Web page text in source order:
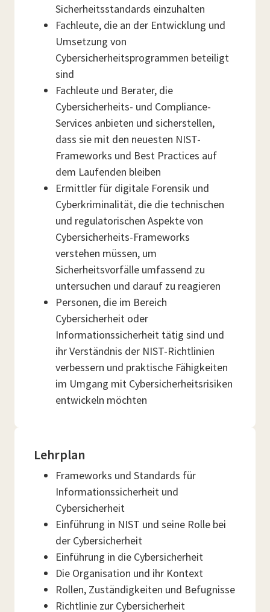
Sicherheitsstandards einzuhalten
Fachleute, die an der Entwicklung und
Umsetzung von
Cybersicherheitsprogrammen beteiligt
sind
Fachleute und Berater, die
Cybersicherheits- und Compliance-
Services anbieten und sicherstellen,
dass sie mit den neuesten NIST-
Frameworks und Best Practices auf
dem Laufenden bleiben
Ermittler für digitale Forensik und
Cyberkriminalität, die die technischen
und regulatorischen Aspekte von
Cybersicherheits-Frameworks
verstehen müssen, um
Sicherheitsvorfälle umfassend zu
untersuchen und darauf zu reagieren
Personen, die im Bereich
Cybersicherheit oder
Informationssicherheit tätig sind und
ihr Verständnis der NIST-Richtlinien
verbessern und praktische Fähigkeiten
im Umgang mit Cybersicherheitsrisiken
entwickeln möchten
Lehrplan
Frameworks und Standards für
Informationssicherheit und
Cybersicherheit
Einführung in NIST und seine Rolle bei
der Cybersicherheit
Einführung in die Cybersicherheit
Die Organisation und ihr Kontext
Rollen, Zuständigkeiten und Befugnisse
Richtlinie zur Cybersicherheit